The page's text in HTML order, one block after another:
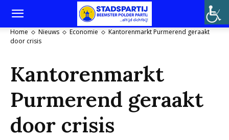
Home Nieuws Economie
Kantorenmarkt Purmerend geraakt
door crisis
Kantorenmarkt
Purmerend geraakt
door crisis